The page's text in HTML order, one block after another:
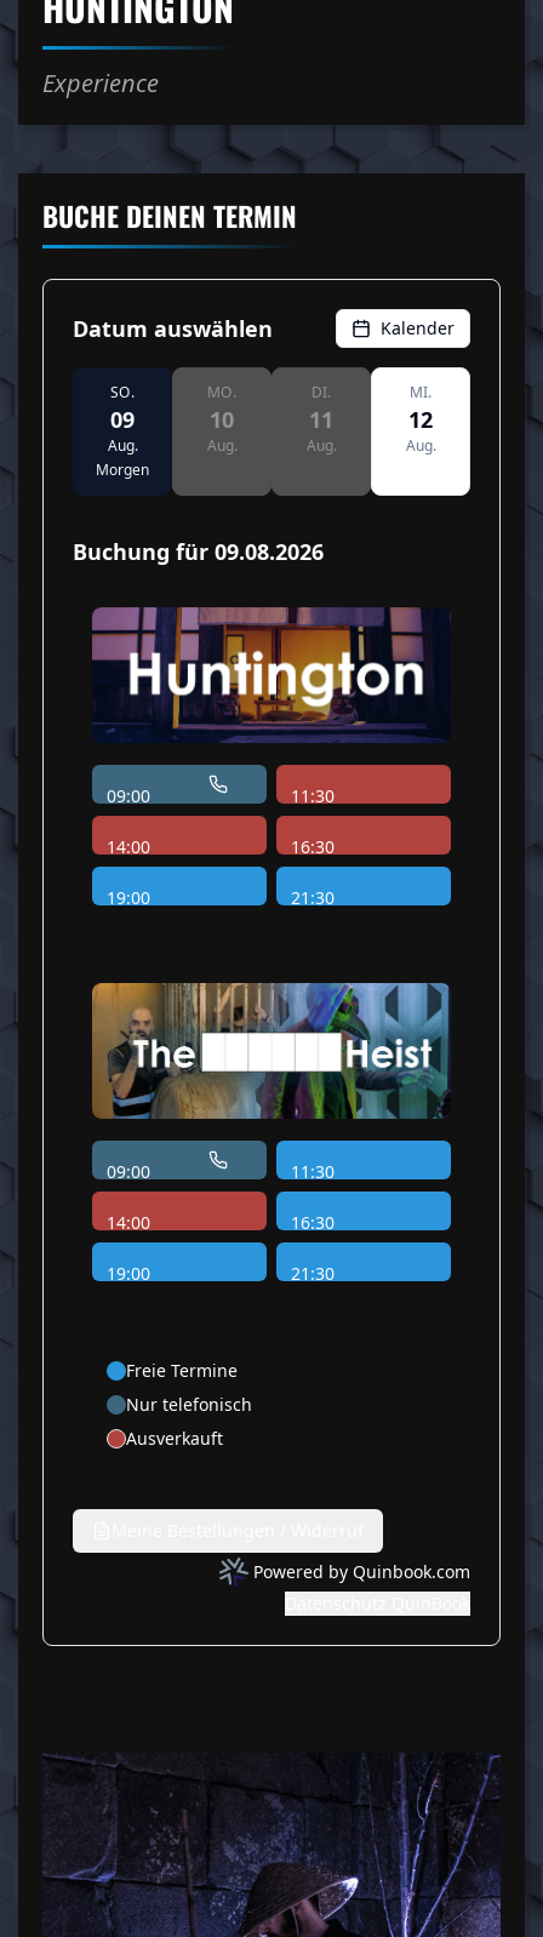
Experience
BUCHE DEINEN TERMIN